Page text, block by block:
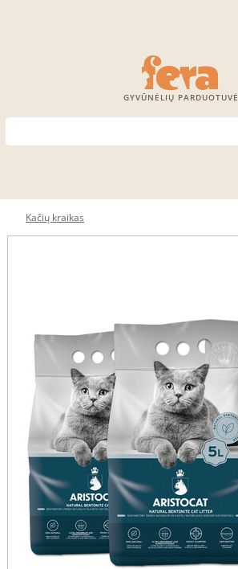
GYVŪNĖLIŲ PARDUOTUVĖ
Kačių kraikas